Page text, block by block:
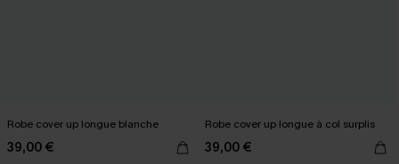
Robe cover up longue blanche
39,00 €
Robe cover up longue à col surplis
39,00 €